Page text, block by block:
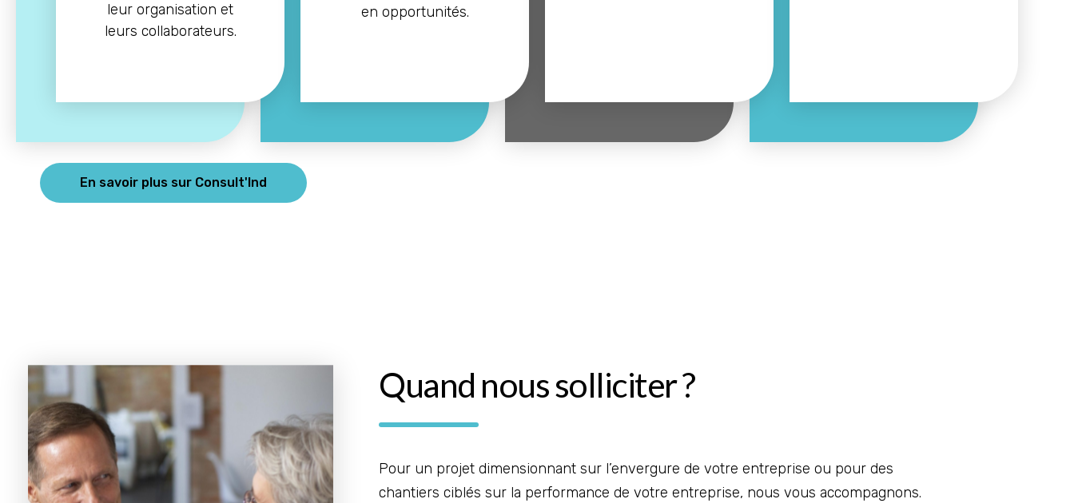
leur organisation et
leurs collaborateurs.
en opportunités.
En savoir plus sur Consult'Ind
Quand nous solliciter ?
Pour un projet dimensionnant sur l’envergure de votre entreprise ou pour des
chantiers ciblés sur la performance de votre entreprise, nous vous accompagnons.